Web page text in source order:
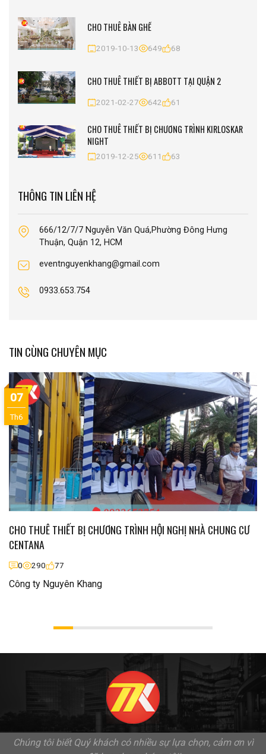
CHO THUÊ BÀN GHẾ
2019-10-13 649 68
CHO THUÊ THIẾT BỊ ABBOTT TẠI QUẬN 2
2021-02-27 642 61
CHO THUÊ THIẾT BỊ CHƯƠNG TRÌNH KIRLOSKAR
NIGHT
2019-12-25 611 63
THÔNG TIN LIÊN HỆ
666/12/7/7 Nguyễn Văn Quá,Phường Đông Hưng
Thuận, Quận 12, HCM
eventnguyenkhang@gmail.com
0933.653.754
TIN CÙNG CHUYÊN MỤC
CHO THUÊ THIẾT BỊ CHƯƠNG TRÌNH HỘI NGHỊ NHÀ CHUNG CƯ
CENTANA
0 290 77
Công ty Nguyên Khang
07
Th6
Chúng tôi biết Quý khách có nhiều sự lựa chọn, cảm ơn vì